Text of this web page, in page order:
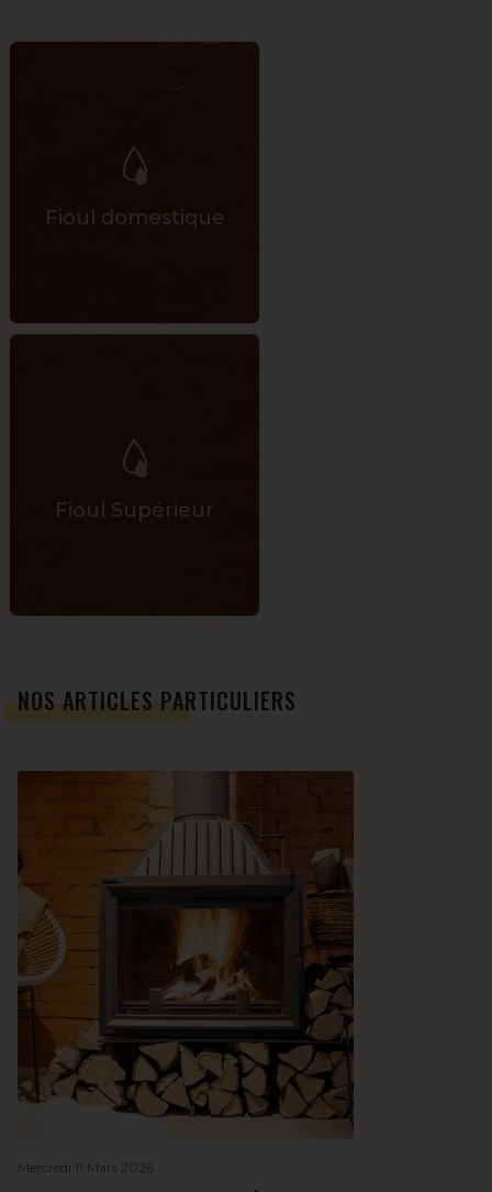
Fioul domestique
Fioul Supérieur
NOS ARTICLES PARTICULIERS
Mercredi 11 Mars 2026